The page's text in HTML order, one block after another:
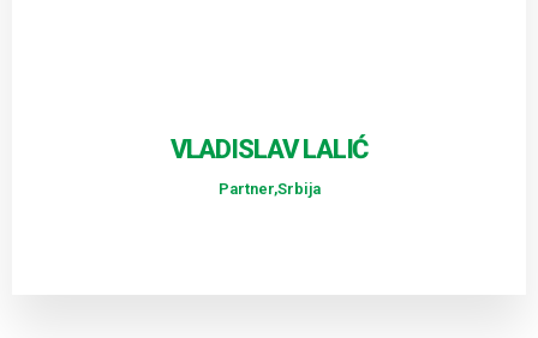
VLADISLAV LALIĆ
Partner,Srbija